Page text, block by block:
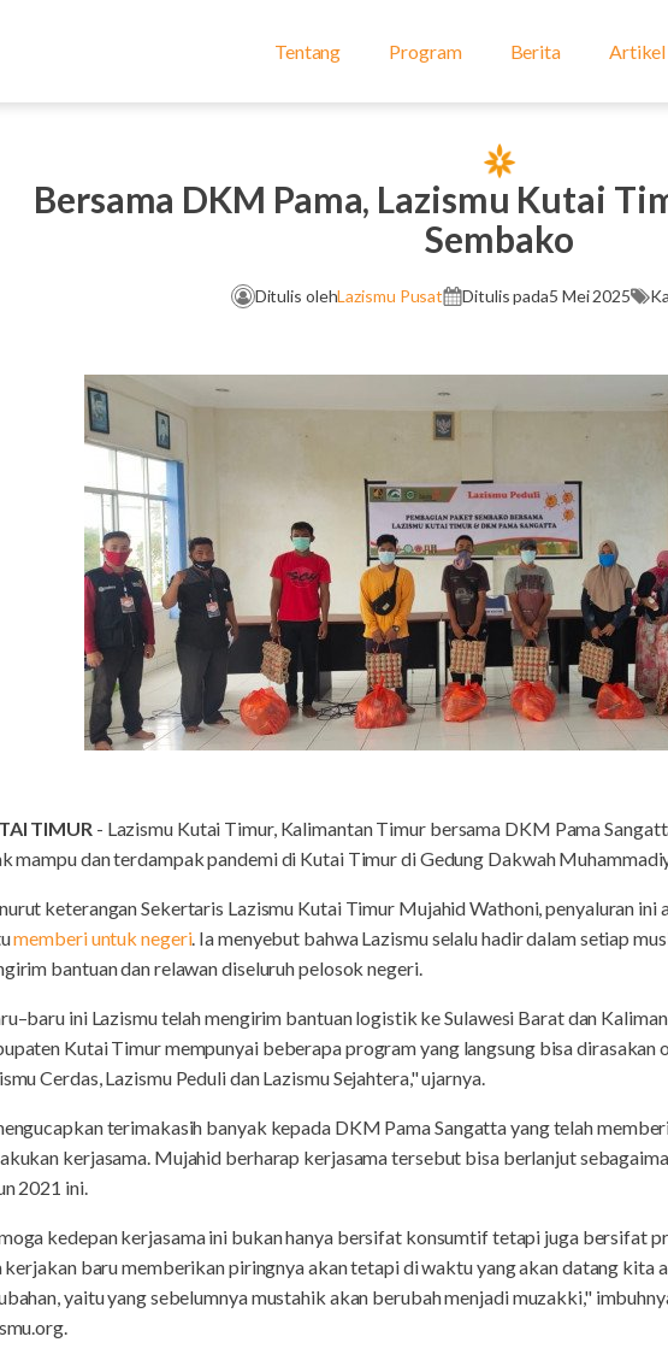
Tentang Program Berita Artikel
Bersama DKM Pama, Lazismu Kutai
Sembako
Ditulis olehLazismu Pusat Ditulis pada5 Mei 2025
TIMUR - Lazismu Kutai Timur, Kalimantan Timur bersama DKM Pama
mampu dan terdampak pandemi di Kutai Timur di Gedung Dakwah
keterangan Sekertaris Lazismu Kutai Timur Mujahid Wathoni, penyaluran ini
memberi untuk negeri. Ia menyebut bahwa Lazismu selalu hadir dalam setiap
bantuan dan relawan diseluruh pelosok negeri.
ini Lazismu telah mengirim bantuan logistik ke Sulawesi Barat dan
Kutai Timur mempunyai beberapa program yang langsung bisa dirasakan
Cerdas, Lazismu Peduli dan Lazismu Sejahtera," ujarnya.
terimakasih banyak kepada DKM Pama Sangatta yang telah
kerjasama. Mujahid berharap kerjasama tersebut bisa berlanjut
2021 ini.
kedepan kerjasama ini bukan hanya bersifat konsumtif tetapi juga bersifat
kerjakan baru memberikan piringnya akan tetapi di waktu yang akan datang kita
yaitu yang sebelumnya mustahik akan berubah menjadi muzakki,"